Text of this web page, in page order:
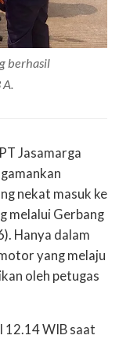
berhasil
Jasamarga
nekat masuk ke
melalui Gerbang
Hanya dalam
yang melaju
oleh petugas
12.14 WIB saat